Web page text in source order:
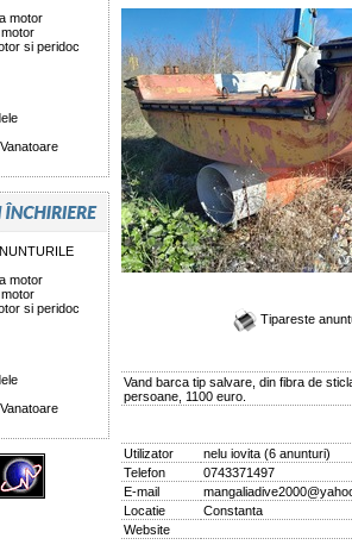
motor
si peridoc
motor
si peridoc
Tipareste
Vand barca tip salvare, din fibra de
persoane, 1100 euro.
Utilizator
nelu iovita(6 anunturi)
Telefon
0743371497
E-mail
Locatie
Constanta
Website